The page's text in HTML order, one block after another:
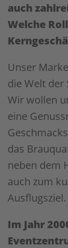
auch
Welche
Unser
die Welt der
Wir wollen
eine
das
neben dem
auch zum
Ausflugsziel.
Im Jahr